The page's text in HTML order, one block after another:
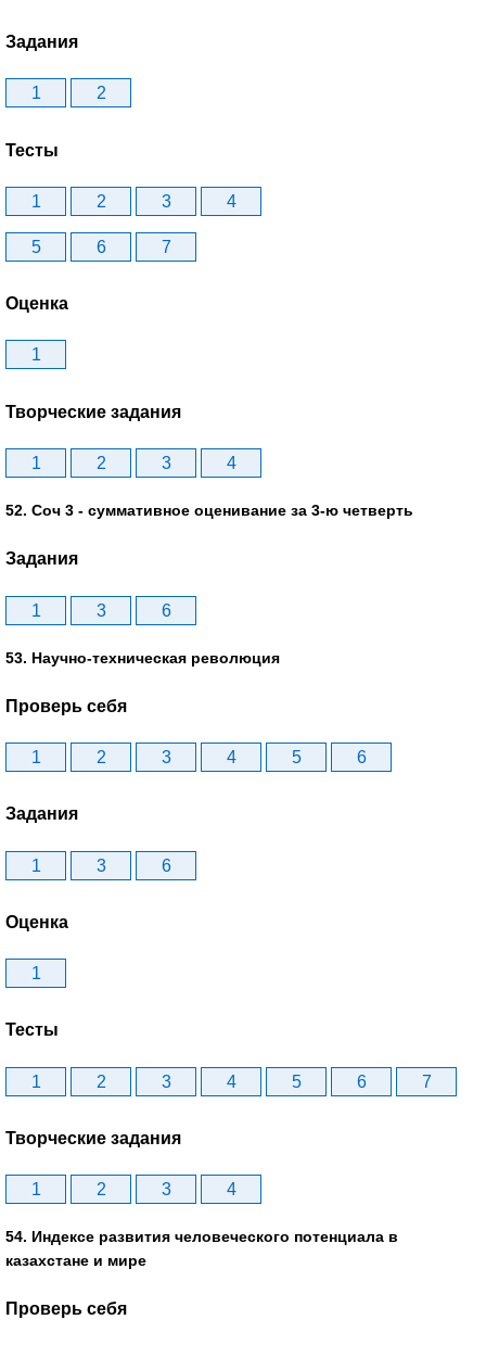
Задания
1 2
Тесты
1 2 3 4
5 6 7
Оценка
1
Творческие задания
1 2 3 4
52. Соч 3 - суммативное оценивание за 3-ю четверть
Задания
1 3 6
53. Научно-техническая революция
Проверь себя
1 2 3 4 5 6
Задания
1 3 6
Оценка
1
Тесты
1 2 3 4 5 6 7
Творческие задания
1 2 3 4
54. Индексе развития человеческого потенциала в
казахстане и мире
Проверь себя